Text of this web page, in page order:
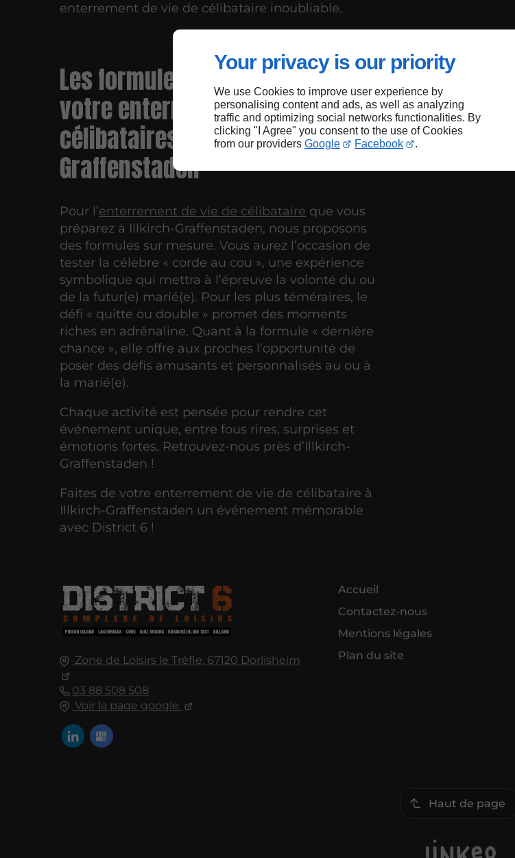
Your privacy is our priority
We use Cookies to improve user experience by
personalising content and ads, as well as analyzing
traffic and optimizing social networks functionalities. By
clicking "I Agree" you consent to the use of Cookies
from our providers Google Facebook .
enterrement de vie de célibataire inoubliable.
Les formules proposées pour
votre enterrement de vie de
célibataires près d’Illkirch-
Graffenstaden
Pour l’enterrement de vie de célibataire que vous
préparez à Illkirch-Graffenstaden, nous proposons
des formules sur mesure. Vous aurez l’occasion de
tester la célèbre « corde au cou », une expérience
symbolique qui mettra à l’épreuve la volonté du ou
de la futur(e) marié(e). Pour les plus téméraires, le
défi « quitte ou double » promet des moments
riches en adrénaline. Quant à la formule « dernière
chance », elle offre aux proches l’opportunité de
poser des défis amusants et personnalisés au ou à
la marié(e).
Chaque activité est pensée pour rendre cet
événement unique, entre fous rires, surprises et
émotions fortes. Retrouvez-nous près d’Illkirch-
Graffenstaden !
Faites de votre enterrement de vie de célibataire à
Illkirch-Graffenstaden un événement mémorable
avec District 6 !
Zone de Loisirs le Trèfle, 67120 Dorlisheim
03 88 508 508
Voir la page google
Accueil
Contactez-nous
Mentions légales
Plan du site
Haut de page